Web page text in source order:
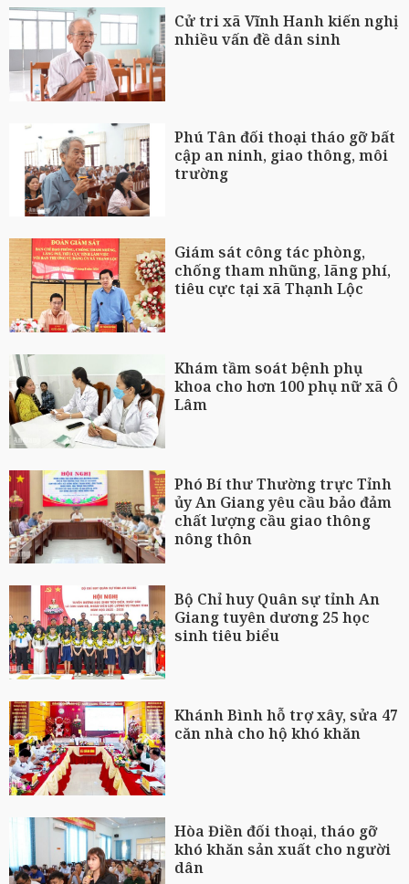
Cử tri xã Vĩnh Hanh kiến nghị
nhiều vấn đề dân sinh
Phú Tân đối thoại tháo gỡ bất
cập an ninh, giao thông, môi
trường
Giám sát công tác phòng,
chống tham nhũng, lãng phí,
tiêu cực tại xã Thạnh Lộc
Khám tầm soát bệnh phụ
khoa cho hơn 100 phụ nữ xã Ô
Lâm
Phó Bí thư Thường trực Tỉnh
ủy An Giang yêu cầu bảo đảm
chất lượng cầu giao thông
nông thôn
Bộ Chỉ huy Quân sự tỉnh An
Giang tuyên dương 25 học
sinh tiêu biểu
Khánh Bình hỗ trợ xây, sửa 47
căn nhà cho hộ khó khăn
Hòa Điền đối thoại, tháo gỡ
khó khăn sản xuất cho người
dân